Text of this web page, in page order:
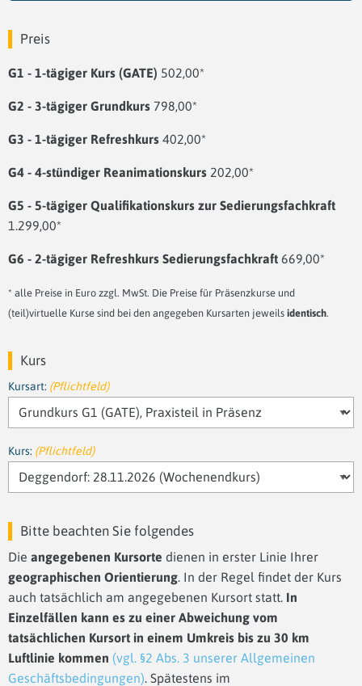
Preis
G1 - 1-tägiger Kurs (GATE) 502,00*
G2 - 3-tägiger Grundkurs 798,00*
G3 - 1-tägiger Refreshkurs 402,00*
G4 - 4-stündiger Reanimationskurs 202,00*
G5 - 5-tägiger Qualifikationskurs zur Sedierungsfachkraft
1.299,00*
G6 - 2-tägiger Refreshkurs Sedierungsfachkraft 669,00*
* alle Preise in Euro zzgl. MwSt. Die Preise für Präsenzkurse und
(teil)virtuelle Kurse sind bei den angegeben Kursarten jeweils identisch.
Kurs
Kursart: (Pflichtfeld)
Kurs: (Pflichtfeld)
Bitte beachten Sie folgendes
Die angegebenen Kursorte dienen in erster Linie Ihrer
geographischen Orientierung. In der Regel findet der Kurs
auch tatsächlich am angegebenen Kursort statt. In
Einzelfällen kann es zu einer Abweichung vom
tatsächlichen Kursort in einem Umkreis bis zu 30 km
Luftlinie kommen (vgl. §2 Abs. 3 unserer Allgemeinen
Geschäftsbedingungen). Spätestens im